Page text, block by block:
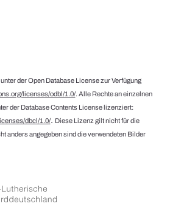
der Open Database License zur Verfügung
licenses/odbl/1.0/. Alle Rechte an einzelnen
der Database Contents License lizenziert:
dbcl/1.0/. Diese Lizenz gilt nicht für die
anders angegeben sind die verwendeten Bilder